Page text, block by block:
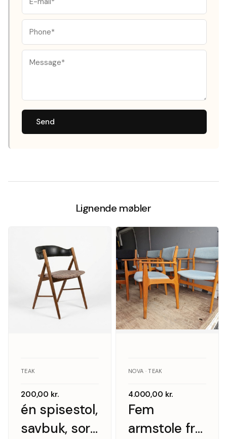
Send
Lignende møbler
én spisestol,
savbuk, sort
TEAK
200,00 kr.
Fem
armstole fra
NOVA · TEAK
4.000,00 kr.